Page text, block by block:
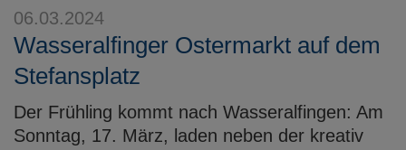
06.03.2024
Wasseralfinger Ostermarkt auf dem
Stefansplatz
Der Frühling kommt nach Wasseralfingen: Am
Sonntag, 17. März, laden neben der kreativ